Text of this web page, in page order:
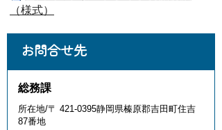
（様式）
お問合せ先
総務課
所在地/〒 421-0395静岡県榛原郡吉田町住吉
87番地